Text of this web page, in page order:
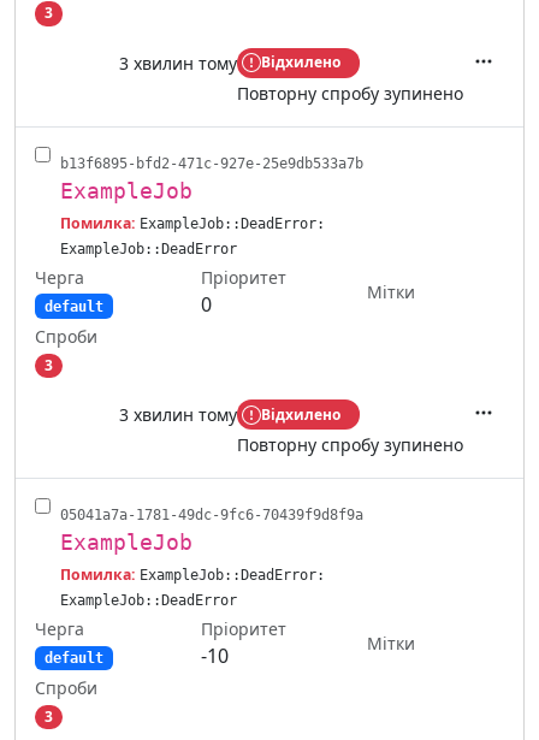
3
3 хвилин тому Відхилено
Повторну спробу зупинено
Дії
b13f6895-bfd2-471c-927e-25e9db533a7b
ExampleJob
Помилка: ExampleJob::DeadError:
ExampleJob::DeadError
Черга
default
Пріоритет
0
Мітки
Спроби
3
3 хвилин тому Відхилено
Повторну спробу зупинено
05041a7a-1781-49dc-9fc6-70439f9d8f9a
ExampleJob
Помилка: ExampleJob::DeadError:
ExampleJob::DeadError
Черга
default
Пріоритет
-10
Мітки
Спроби
3